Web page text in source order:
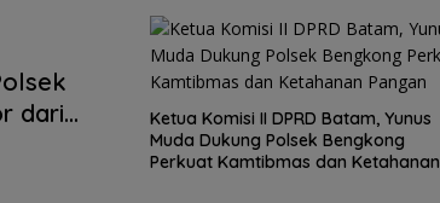
dari
Ketua Komisi II DPRD Batam, Yunus
Muda Dukung Polsek Bengkong
Perkuat Kamtibmas dan Ketahanan